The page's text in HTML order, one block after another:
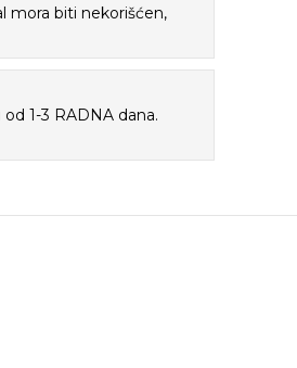
mora biti nekorišćen,
od 1-3 RADNA dana.